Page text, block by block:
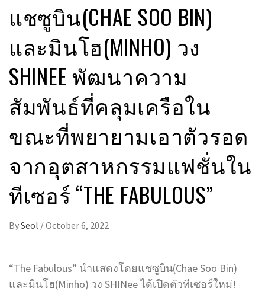
แชซูบิน(CHAE SOO BIN)
และมินโฮ(MINHO) วง
SHINEE พัฒนาความ
สัมพันธ์ที่คลุมเครือใน
ขณะที่พยายามเอาตัวรอด
จากอุตสาหกรรมแฟชั่นใน
ทีเซอร์ “THE FABULOUS”
BySeol /October 6, 2022
“The Fabulous” นำแสดงโดยแชซูบิน(Chae Soo Bin)
และมินโฮ(Minho) วง SHINee ได้เปิดตัวทีเซอร์ใหม่!